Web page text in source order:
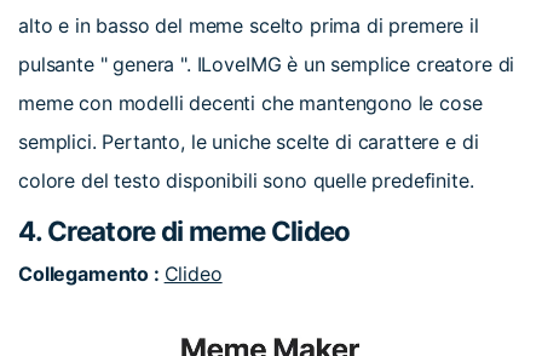
alto e in basso del meme scelto prima di premere il
pulsante " genera ". ILoveIMG è un semplice creatore di
meme con modelli decenti che mantengono le cose
semplici. Pertanto, le uniche scelte di carattere e di
colore del testo disponibili sono quelle predefinite.
4. Creatore di meme Clideo
Collegamento : Clideo